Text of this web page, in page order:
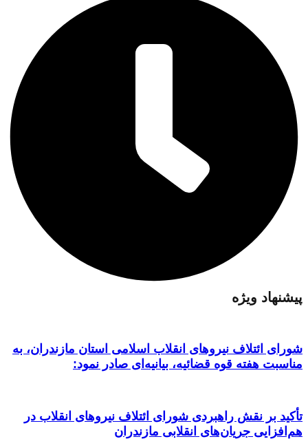
پیشنهاد ویژه
شورای ائتلاف نیروهای انقلاب اسلامی استان مازندران، به
مناسبت هفته قوه قضائیه، بیانیه‌ای صادر نمود:
تأکید بر نقش راهبردی شورای ائتلاف نیروهای انقلاب در
هم‌افزایی جریان‌های انقلابی مازندران